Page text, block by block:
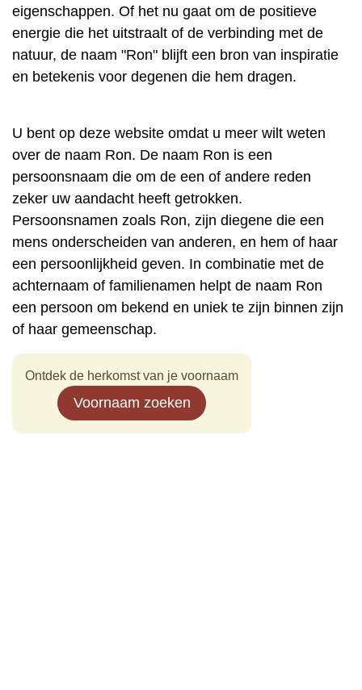
eigenschappen. Of het nu gaat om de positieve
energie die het uitstraalt of de verbinding met de
natuur, de naam "Ron" blijft een bron van inspiratie
en betekenis voor degenen die hem dragen.
U bent op deze website omdat u meer wilt weten
over de naam Ron. De naam Ron is een
persoonsnaam die om de een of andere reden
zeker uw aandacht heeft getrokken.
Persoonsnamen zoals Ron, zijn diegene die een
mens onderscheiden van anderen, en hem of haar
een persoonlijkheid geven. In combinatie met de
achternaam of familienamen helpt de naam Ron
een persoon om bekend en uniek te zijn binnen zijn
of haar gemeenschap.
Ontdek de herkomst van je voornaam
Voornaam zoeken